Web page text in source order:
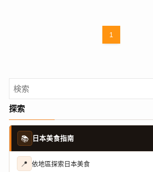
1
探索
📚 日本美食指南
📍 依地區探索日本美食